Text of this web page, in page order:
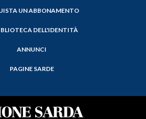
UN ABBONAMENTO
DELL'IDENTITÀ
ANNUNCI
PAGINE SARDE